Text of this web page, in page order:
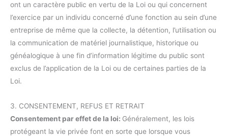
ont un caractère public en vertu de la Loi ou qui concernent
l’exercice par un individu concerné d’une fonction au sein d’une
entreprise de même que la collecte, la détention, l’utilisation ou
la communication de matériel journalistique, historique ou
généalogique à une fin d’information légitime du public sont
exclus de l’application de la Loi ou de certaines parties de la
Loi.
3. CONSENTEMENT, REFUS ET RETRAIT
Consentement par effet de la loi: Généralement, les lois
protégeant la vie privée font en sorte que lorsque vous